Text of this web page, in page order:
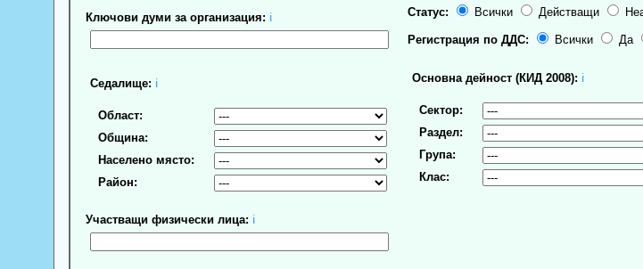
Ключови думи за организация: ℹ
Седалище: ℹ
Област:
Община:
Населено място:
Район:
Участващи физически лица: ℹ
Статус: Всички Действащи
Регистрация по ДДС: Всички Да
Основна дейност (КИД 2008): ℹ
Сектор:
Раздел:
Група:
Клас: